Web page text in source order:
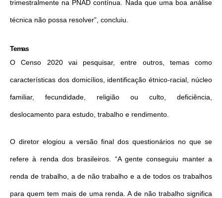
trimestralmente na PNAD contínua. Nada que uma boa análise
técnica não possa resolver”, concluiu.
Temas
O Censo 2020 vai pesquisar, entre outros, temas como
características dos domicílios, identificação étnico-racial, núcleo
familiar, fecundidade, religião ou culto, deficiência,
deslocamento para estudo, trabalho e rendimento.
O diretor elogiou a versão final dos questionários no que se
refere à renda dos brasileiros. “A gente conseguiu manter a
renda de trabalho, a de não trabalho e a de todos os trabalhos
para quem tem mais de uma renda. A de não trabalho significa